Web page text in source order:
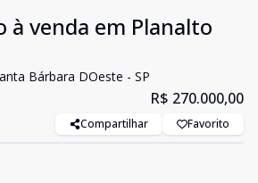
venda em Planalto
Bárbara DOeste - SP
R$ 270.000,00
Compartilhar Favorito